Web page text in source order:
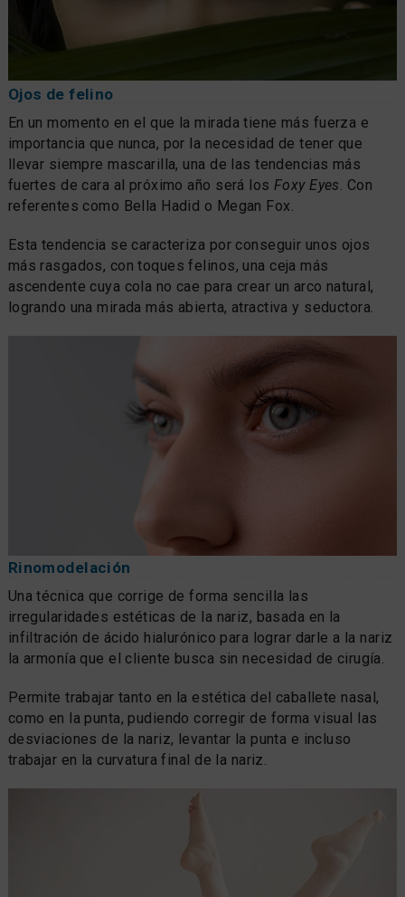
Ojos de felino
En un momento en el que la mirada tiene más fuerza e
importancia que nunca, por la necesidad de tener que
llevar siempre mascarilla, una de las tendencias más
fuertes de cara al próximo año será los Foxy Eyes . Con
referentes como Bella Hadid o Megan Fox.
Esta tendencia se caracteriza por conseguir unos ojos
más rasgados, con toques felinos, una ceja más
ascendente cuya cola no cae para crear un arco natural,
logrando una mirada más abierta, atractiva y seductora.
Rinomodelación
Una técnica que corrige de forma sencilla las
irregularidades estéticas de la nariz, basada en la
infiltración de ácido hialurónico para lograr darle a la nariz
la armonía que el cliente busca sin necesidad de cirugía.
Permite trabajar tanto en la estética del caballete nasal,
como en la punta, pudiendo corregir de forma visual las
desviaciones de la nariz, levantar la punta e incluso
trabajar en la curvatura final de la nariz.